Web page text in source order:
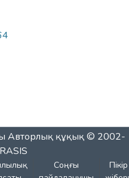
Авторлық құқық © 2002-
Соңғы
Пікір